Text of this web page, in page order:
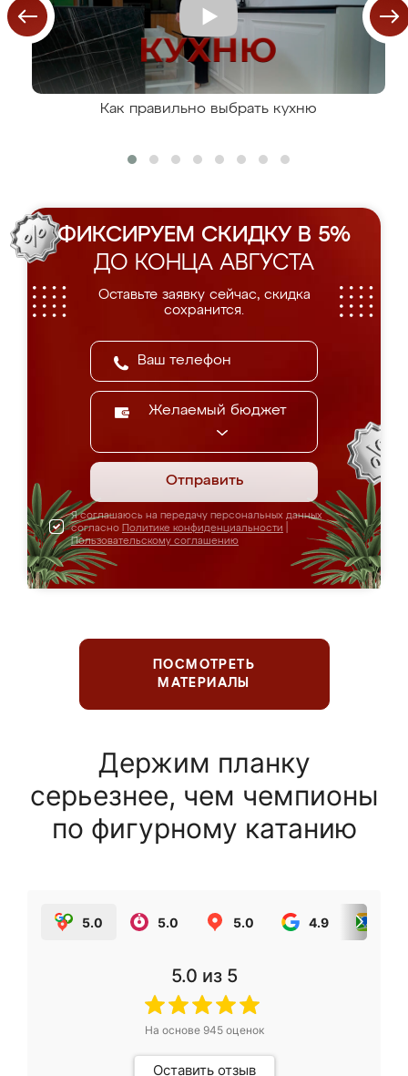
Как правильно выбрать кухню
ФИКСИРУЕМ СКИДКУ В 5%
ДО КОНЦА АВГУСТА
Оставьте заявку сейчас, скидка
сохранится.
Желаемый бюджет
Отправить
Я соглашаюсь на передачу персональных данных
согласно Политике конфиденциальности
Пользовательскому соглашению
ПОСМОТРЕТЬ
МАТЕРИАЛЫ
Держим планку
серьезнее, чем чемпионы
по фигурному катанию
5.0 5.0 5.0 4.9
5.0 из 5
На основе 945оценок
Оставить отзыв